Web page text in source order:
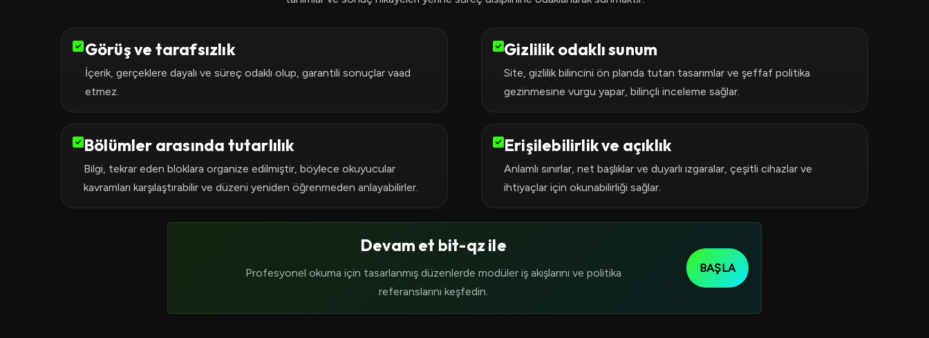
Görüş ve tarafsızlık
İçerik, gerçeklere dayalı ve süreç odaklı olup, garantili sonuçlar vaad
etmez.
Gizlilik odaklı sunum
Site, gizlilik bilincini ön planda tutan tasarımlar ve şeffaf politika
gezinmesine vurgu yapar, bilinçli inceleme sağlar.
Bölümler arasında tutarlılık
Bilgi, tekrar eden bloklara organize edilmiştir, böylece okuyucular
kavramları karşılaştırabilir ve düzeni yeniden öğrenmeden anlayabilirler.
Erişilebilirlik ve açıklık
Anlamlı sınırlar, net başlıklar ve duyarlı ızgaralar, çeşitli cihazlar ve
ihtiyaçlar için okunabilirliği sağlar.
Devam et bit-qz ile
Profesyonel okuma için tasarlanmış düzenlerde modüler iş akışlarını ve politika
referanslarını keşfedin.
BAŞLA